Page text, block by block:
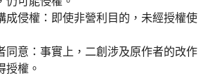
成侵權：即使非營利目的，未經授權使
同意：事實上，二創涉及原作者的改作
授權。